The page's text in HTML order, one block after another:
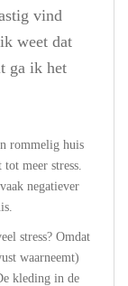
vind
weet dat
ga ik het
rommelig huis
meer stress.
negatiever
stress? Omdat
waarneemt)
kleding in de